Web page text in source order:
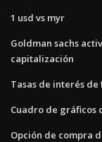
1 usd vs myr
Goldman sachs
capitalización
Tasas de interés
Cuadro de gráficos
Opción de compra